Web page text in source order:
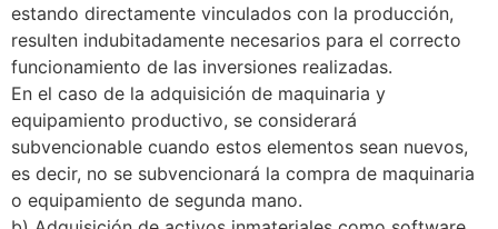
estando directamente vinculados con la producción,
resulten indubitadamente necesarios para el correcto
funcionamiento de las inversiones realizadas.
En el caso de la adquisición de maquinaria y
equipamiento productivo, se considerará
subvencionable cuando estos elementos sean nuevos,
es decir, no se subvencionará la compra de maquinaria
o equipamiento de segunda mano.